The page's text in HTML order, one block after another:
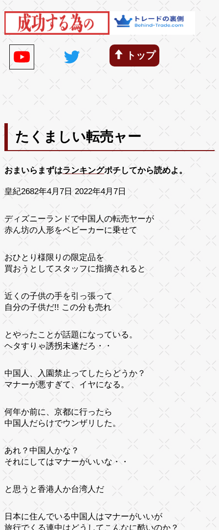
トップ
たくましい転売ャー
おまいらまずはランキングポチしてから読めよ。
皇紀2682年4月7日 2022年4月7日
ディズニーランドで中国人の転売ヤーが
赤ん坊の人形をベビーカーに乗せて
おひとり様限りの限定品を
買おうとしてスタッフに指摘されると
近くの子供の手を引っ張って
自分の子供だ!! この分も売れ
とやったことが話題になっている。
ヘタすりゃ誘拐未遂だろ・・
中国人、入園禁止ってしたらどうか？
マナーが悪すぎて、イヤになる。
何年か前に、京都に行ったら
中国人だらけでウンザリした。
あれ？中国人かな？
それにしてはマナーがいいな・・
と思うと香港人か台湾人だ
日本に住んでいる中国人はマナーがいいが
旅行でくる連中はどうしてこんなに酷いのか？